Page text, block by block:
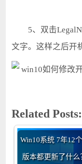
5、双击
文字。这样之后开
Related Posts:
Win10系统 7年12
版本都更新了什么